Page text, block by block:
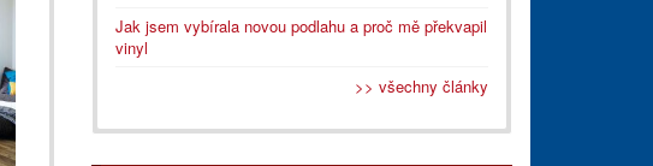
Jak jsem vybírala novou podlahu a proč mě překvapil
vinyl
>> všechny články